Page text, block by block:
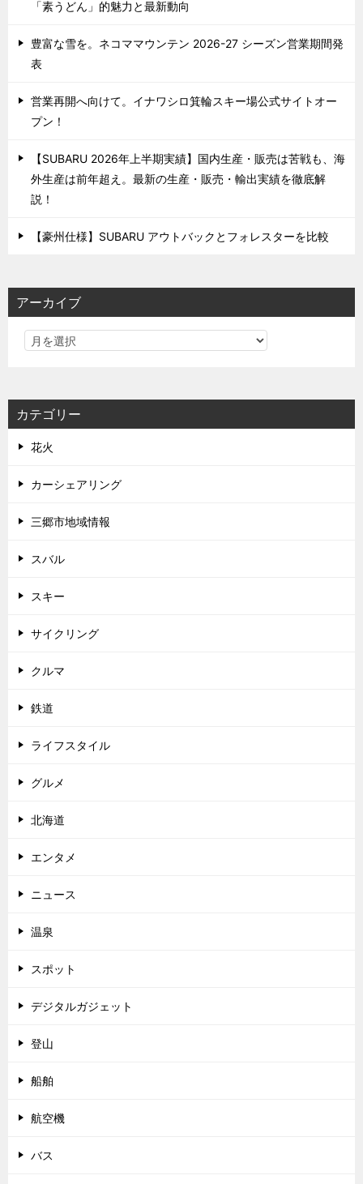
「素うどん」的魅力と最新動向
豊富な雪を。ネコママウンテン 2026-27 シーズン営業期間発
表
営業再開へ向けて。イナワシロ箕輪スキー場公式サイトオー
プン！
【SUBARU 2026年上半期実績】国内生産・販売は苦戦も、海
外生産は前年超え。最新の生産・販売・輸出実績を徹底解
説！
【豪州仕様】SUBARU アウトバックとフォレスターを比較
アーカイブ
カテゴリー
花火
カーシェアリング
三郷市地域情報
スバル
スキー
サイクリング
クルマ
鉄道
ライフスタイル
グルメ
北海道
エンタメ
ニュース
温泉
スポット
デジタルガジェット
登山
船舶
航空機
バス